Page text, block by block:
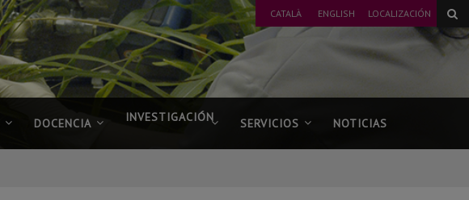
LOCALIZACIÓN
CATALÀ ENGLISH
DOCENCIA INVESTIGACIÓN SERVICIOS NOTICIAS